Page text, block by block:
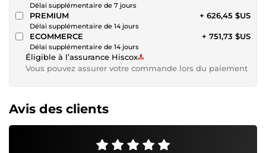
Délai supplémentaire de 7 jours
PREMIUM
Délai supplémentaire de 14 jours
+ 626,45 $US
ECOMMERCE
Délai supplémentaire de 14 jours
+ 751,73 $US
Éligible à l’assurance Hiscox
Vous pouvez assurer votre commande lors du paiement
Avis des clients